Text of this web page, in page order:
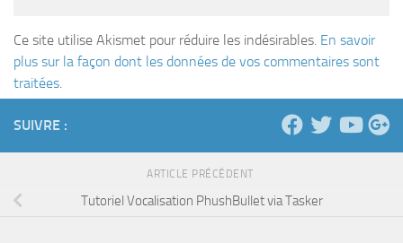
Ce site utilise Akismet pour réduire les indésirables. En savoir
plus sur la façon dont les données de vos commentaires sont
traitées.
SUIVRE :
ARTICLE PRÉCÉDENT
Tutoriel Vocalisation PhushBullet via Tasker